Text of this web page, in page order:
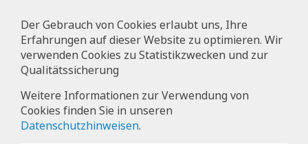
+49 2841 911-0,www.moers-frischeprodukte.de
Impressum
Datenschutz
Der Gebrauch von Cookies erlaubt uns, Ihre
Erfahrungen auf dieser Website zu optimieren. Wir
verwenden Cookies zu Statistikzwecken und zur
Qualitätssicherung
Weitere Informationen zur Verwendung von
Cookies finden Sie in unseren
Datenschutzhinweisen.